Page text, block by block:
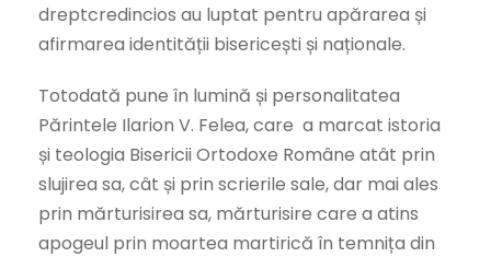
dreptcredincios au luptat pentru apărarea și
afirmarea identității bisericești și naționale.
Totodată pune în lumină și personalitatea
Părintele Ilarion V. Felea, care a marcat istoria
și teologia Bisericii Ortodoxe Române atât prin
slujirea sa, cât și prin scrierile sale, dar mai ales
prin mărturisirea sa, mărturisire care a atins
apogeul prin moartea martirică în temnița din